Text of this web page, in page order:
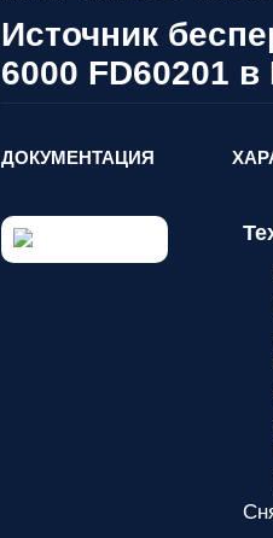
Источник
6000 FD60201 в
ДОКУМЕНТАЦИЯ